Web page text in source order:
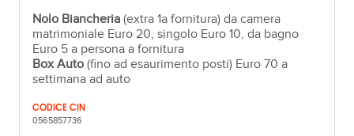
Nolo Biancheria (extra 1a fornitura) da camera
matrimoniale Euro 20, singolo Euro 10, da bagno
Euro 5 a persona a fornitura
Box Auto(fino ad esaurimento posti) Euro 70 a
settimana ad auto
CODICE CIN
0565857736